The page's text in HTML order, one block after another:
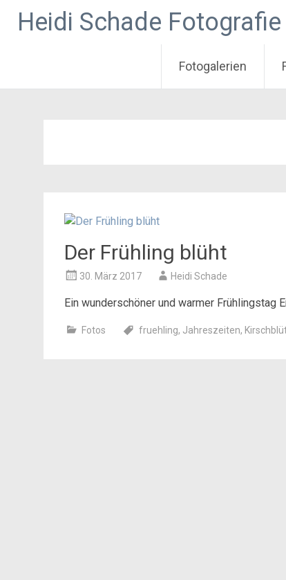
Heidi Schade Fotografie
Fotogalerien
Der Frühling blüht
30. März 2017 Heidi Schade
Ein wunderschöner und warmer Frühlingstag
Fotos fruehling, Jahreszeiten,